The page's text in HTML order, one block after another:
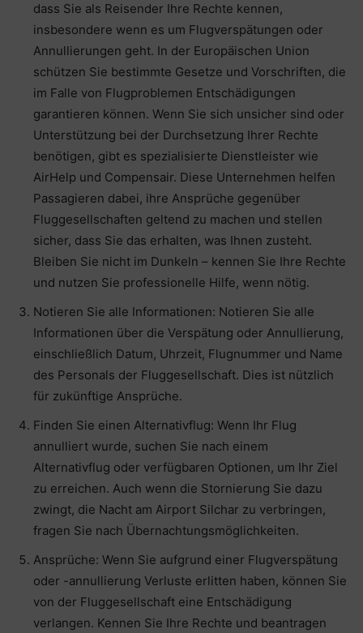
dass Sie als Reisender Ihre Rechte kennen,
insbesondere wenn es um Flugverspätungen oder
Annullierungen geht. In der Europäischen Union
schützen Sie bestimmte Gesetze und Vorschriften, die
im Falle von Flugproblemen Entschädigungen
garantieren können. Wenn Sie sich unsicher sind oder
Unterstützung bei der Durchsetzung Ihrer Rechte
benötigen, gibt es spezialisierte Dienstleister wie
AirHelp und Compensair. Diese Unternehmen helfen
Passagieren dabei, ihre Ansprüche gegenüber
Fluggesellschaften geltend zu machen und stellen
sicher, dass Sie das erhalten, was Ihnen zusteht.
Bleiben Sie nicht im Dunkeln – kennen Sie Ihre Rechte
und nutzen Sie professionelle Hilfe, wenn nötig.
Notieren Sie alle Informationen: Notieren Sie alle
Informationen über die Verspätung oder Annullierung,
einschließlich Datum, Uhrzeit, Flugnummer und Name
des Personals der Fluggesellschaft. Dies ist nützlich
für zukünftige Ansprüche.
Finden Sie einen Alternativflug: Wenn Ihr Flug
annulliert wurde, suchen Sie nach einem
Alternativflug oder verfügbaren Optionen, um Ihr Ziel
zu erreichen. Auch wenn die Stornierung Sie dazu
zwingt, die Nacht am Airport Silchar zu verbringen,
fragen Sie nach Übernachtungsmöglichkeiten.
Ansprüche: Wenn Sie aufgrund einer Flugverspätung
oder -annullierung Verluste erlitten haben, können Sie
von der Fluggesellschaft eine Entschädigung
verlangen. Kennen Sie Ihre Rechte und beantragen